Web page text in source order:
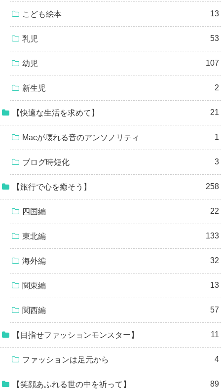
こども絵本 13
乳児 53
幼児 107
新生児 2
【快適な生活を求めて】 21
Macが壊れる音のアンソノリティ 1
ブログ時短化 3
【旅行で心を癒そう】 258
四国編 22
東北編 133
海外編 32
関東編 13
関西編 57
【目指せファッションモンスター】 11
ファッションは足元から 4
【笑顔あふれる世の中を祈って】 89